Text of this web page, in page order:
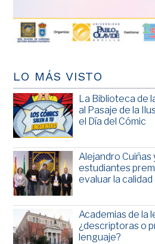
LO MÁS VISTO
La Biblioteca de
al Pasaje de la
el Día del Cómic
Alejandro Cuiñas
estudiantes
evaluar la
Academias de la
¿descriptoras o
lenguaje?